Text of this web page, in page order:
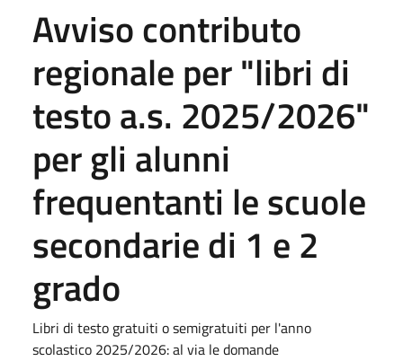
Avviso contributo
regionale per "libri di
testo a.s. 2025/2026"
per gli alunni
frequentanti le scuole
secondarie di 1 e 2
grado
Libri di testo gratuiti o semigratuiti per l'anno
scolastico 2025/2026: al via le domande